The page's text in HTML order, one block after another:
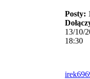
Posty:
13/10/
18:30